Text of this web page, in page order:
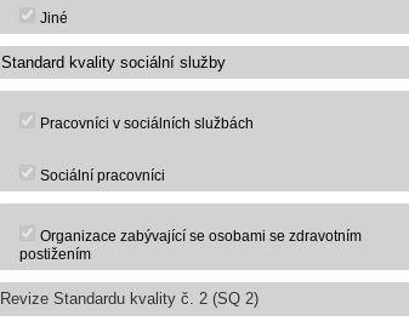
Jiné
Pracovníci v sociálních službách
Sociální pracovníci
Organizace zabývající se osobami se zdravotním
postižením
Revize Standardu kvality č. 2 (SQ 2)